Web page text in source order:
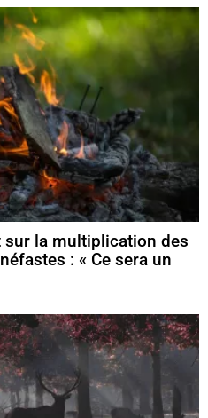
sur la multiplication des
: « Ce sera un